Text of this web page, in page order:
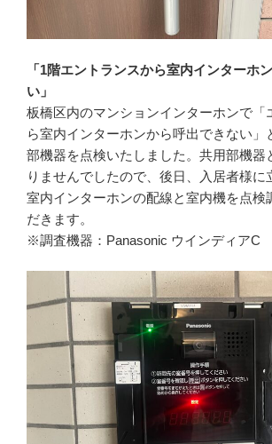
「1階エントランスから室内インターホ
い」
板橋区内のマンションインターホンで「
ら室内インターホンから呼出できない」
部機器を点検いたしました。共用部機器
りませんでしたので、後日、入居者様に
室内インターホンの配線と室内機を点検
だきます。
※調査機器：Panasonic ウインディアC